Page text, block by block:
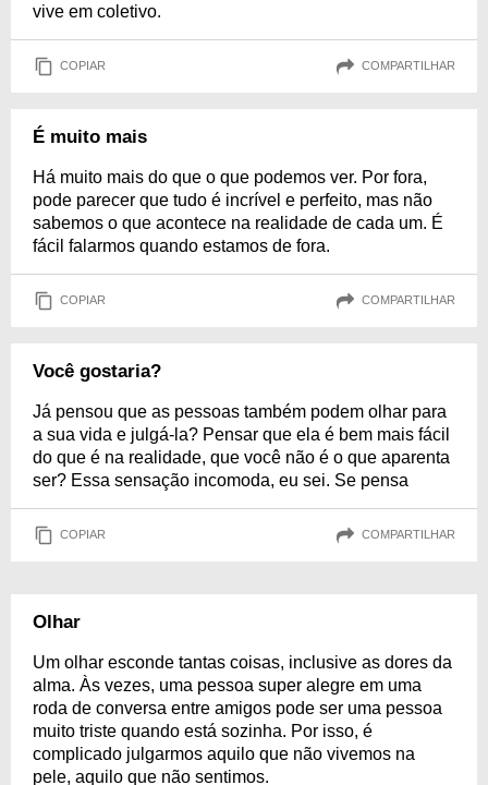
vive em coletivo.
COPIAR COMPARTILHAR
É muito mais
Há muito mais do que o que podemos ver. Por fora,
pode parecer que tudo é incrível e perfeito, mas não
sabemos o que acontece na realidade de cada um. É
fácil falarmos quando estamos de fora.
COPIAR COMPARTILHAR
Você gostaria?
Já pensou que as pessoas também podem olhar para
a sua vida e julgá-la? Pensar que ela é bem mais fácil
do que é na realidade, que você não é o que aparenta
ser? Essa sensação incomoda, eu sei. Se pensa
COPIAR COMPARTILHAR
Olhar
Um olhar esconde tantas coisas, inclusive as dores da
alma. Às vezes, uma pessoa super alegre em uma
roda de conversa entre amigos pode ser uma pessoa
muito triste quando está sozinha. Por isso, é
complicado julgarmos aquilo que não vivemos na
pele, aquilo que não sentimos.